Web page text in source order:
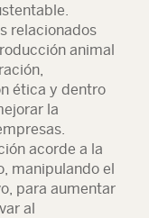
relacionados
animal
ética y dentro
la
acorde a la
manipulando el
para aumentar
al